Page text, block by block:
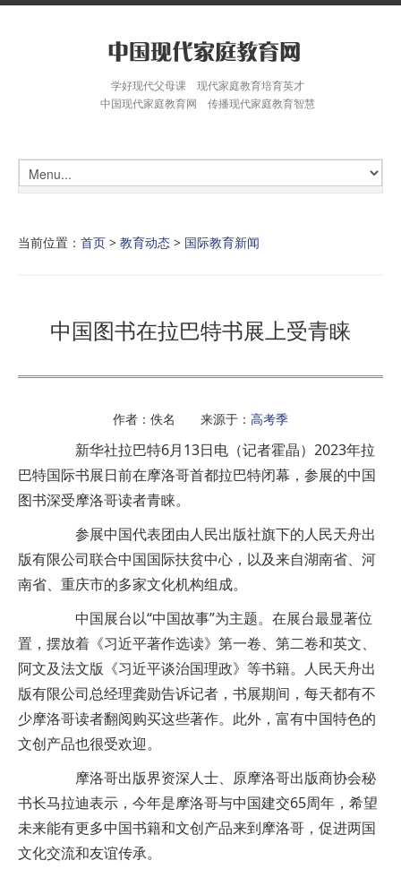
学好现代父母课 现代家庭教育培育英才
中国现代家庭教育网 传播现代家庭教育智慧
当前位置： 首页 > 教育动态 > 国际教育新闻
中国图书在拉巴特书展上受青睐
作者：佚名 来源于： 高考季
新华社拉巴特6月13日电（记者霍晶）2023年拉
巴特国际书展日前在摩洛哥首都拉巴特闭幕，参展的中国
图书深受摩洛哥读者青睐。
参展中国代表团由人民出版社旗下的人民天舟出
版有限公司联合中国国际扶贫中心，以及来自湖南省、河
南省、重庆市的多家文化机构组成。
中国展台以“中国故事”为主题。在展台最显著位
置，摆放着《习近平著作选读》第一卷、第二卷和英文、
阿文及法文版《习近平谈治国理政》等书籍。人民天舟出
版有限公司总经理龚勋告诉记者，书展期间，每天都有不
少摩洛哥读者翻阅购买这些著作。此外，富有中国特色的
文创产品也很受欢迎。
摩洛哥出版界资深人士、原摩洛哥出版商协会秘
书长马拉迪表示，今年是摩洛哥与中国建交65周年，希望
未来能有更多中国书籍和文创产品来到摩洛哥，促进两国
文化交流和友谊传承。